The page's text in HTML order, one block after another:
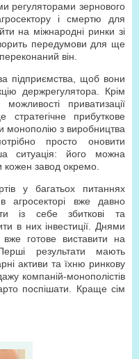
регуляторами зернового
і смертю для
на міжнародні ринки зі
передумови для ще
він.
підприємства, щоб вони
держрегулятора. Крім
приватизації
прибуткове
монополію з виробництва
просто оновити
ситуація: його можна
кожен завод окремо.
у багатьох питаннях
агросекторі вже давно
із себе збиткові та
в них інвестиції. Днями
готове виставити на
результати мають
активи та їхню ринкову
компаній-монополістів
поспішати. Краще сім